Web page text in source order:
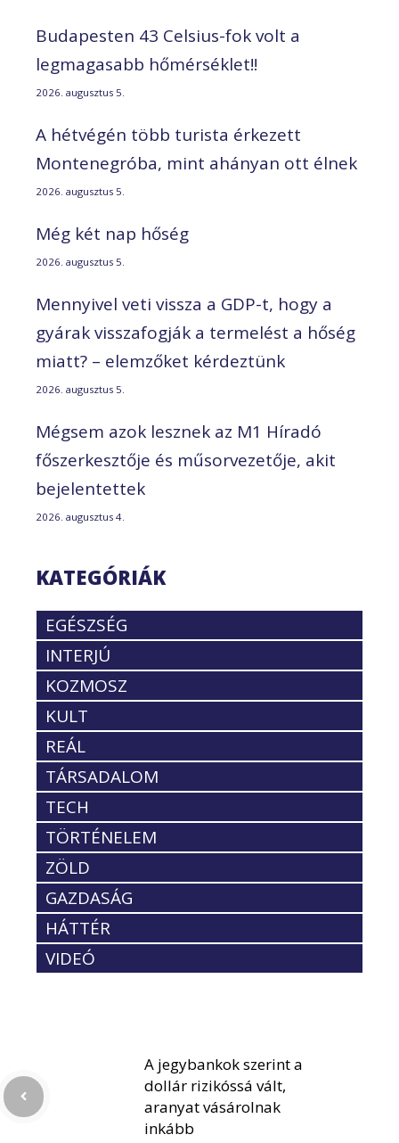
Budapesten 43 Celsius-fok volt a
legmagasabb hőmérséklet!!
2026. augusztus 5.
A hétvégén több turista érkezett
Montenegróba, mint ahányan ott élnek
2026. augusztus 5.
Még két nap hőség
2026. augusztus 5.
Mennyivel veti vissza a GDP-t, hogy a
gyárak visszafogják a termelést a hőség
miatt? – elemzőket kérdeztünk
2026. augusztus 5.
Mégsem azok lesznek az M1 Híradó
főszerkesztője és műsorvezetője, akit
bejelentettek
2026. augusztus 4.
KATEGÓRIÁK
EGÉSZSÉG
INTERJÚ
KOZMOSZ
KULT
REÁL
TÁRSADALOM
TECH
TÖRTÉNELEM
ZÖLD
GAZDASÁG
HÁTTÉR
VIDEÓ
A jegybankok szerint a
dollár rizikóssá vált,
aranyat vásárolnak
inkább